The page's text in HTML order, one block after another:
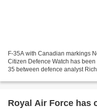
F-35A with Canadian markings
Citizen Defence Watch has
35 between defence analyst
Royal Air Force has